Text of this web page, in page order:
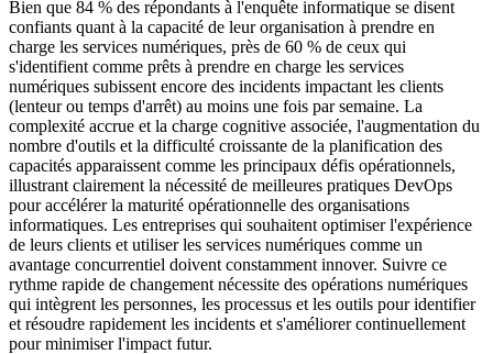
Bien que 84 % des répondants à l'enquête informatique se disent
confiants quant à la capacité de leur organisation à prendre en
charge les services numériques, près de 60 % de ceux qui
s'identifient comme prêts à prendre en charge les services
numériques subissent encore des incidents impactant les clients
(lenteur ou temps d'arrêt) au moins une fois par semaine. La
complexité accrue et la charge cognitive associée, l'augmentation du
nombre d'outils et la difficulté croissante de la planification des
capacités apparaissent comme les principaux défis opérationnels,
illustrant clairement la nécessité de meilleures pratiques DevOps
pour accélérer la maturité opérationnelle des organisations
informatiques. Les entreprises qui souhaitent optimiser l'expérience
de leurs clients et utiliser les services numériques comme un
avantage concurrentiel doivent constamment innover. Suivre ce
rythme rapide de changement nécessite des opérations numériques
qui intègrent les personnes, les processus et les outils pour identifier
et résoudre rapidement les incidents et s'améliorer continuellement
pour minimiser l'impact futur.